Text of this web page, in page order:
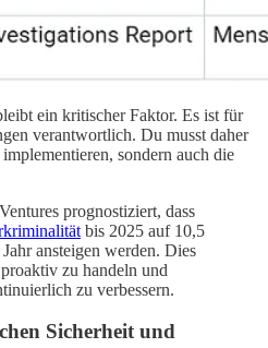
ein kritischer Faktor. Es ist für
verantwortlich. Du musst daher
sondern auch die
Ventures prognostiziert, dass
bis 2025 auf 10,5
ansteigen werden. Dies
zu handeln und
zu verbessern.
Sicherheit und